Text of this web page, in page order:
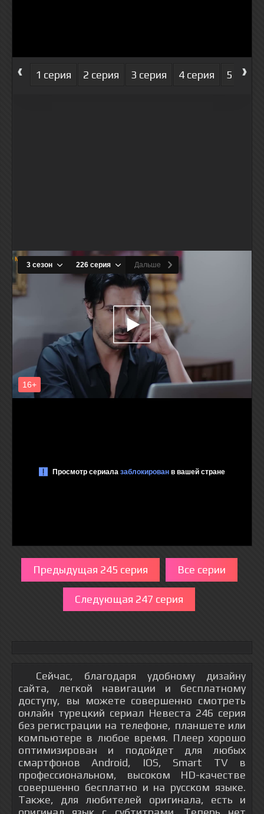
‹ 1 серия 2 серия 3 серия 4 серия 5 серия
›
Предыдущая 245 серия Все серии
Следующая 247 серия
Сейчас, благодаря удобному дизайну
сайта, легкой навигации и бесплатному
доступу, вы можете совершенно смотреть
онлайн турецкий сериал Невеста 246 серия
без регистрации на телефоне, планшете или
компьютере в любое время. Плеер хорошо
оптимизирован и подойдет для любых
смартфонов Android, IOS, Smart TV в
профессиональном, высоком HD-качестве
совершенно бесплатно и на русском языке.
Также, для любителей оригинала, есть и